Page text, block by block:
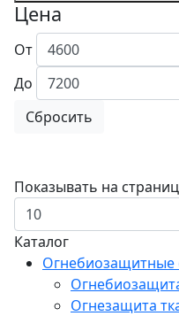
Цена
От
До
Сбросить
Показывать на
Каталог
Огнебиозащитные
Огнезащита